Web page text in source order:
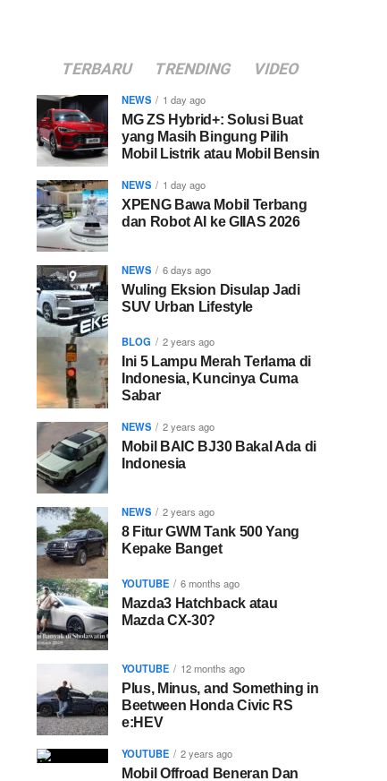
TERBARU TRENDING VIDEO
NEWS 1 day ago
MG ZS Hybrid+: Solusi Buat
yang Masih Bingung Pilih
Mobil Listrik atau Mobil Bensin
NEWS 1 day ago
XPENG Bawa Mobil Terbang
dan Robot AI ke GIIAS 2026
NEWS 6 days ago
Wuling Eksion Disulap Jadi
SUV Urban Lifestyle
BLOG 2 years ago
Ini 5 Lampu Merah Terlama di
Indonesia, Kuncinya Cuma
Sabar
NEWS 2 years ago
Mobil BAIC BJ30 Bakal Ada di
Indonesia
NEWS 2 years ago
8 Fitur GWM Tank 500 Yang
Kepake Banget
YOUTUBE 6 months ago
Mazda3 Hatchback atau
Mazda CX-30?
YOUTUBE 12 months ago
Plus, Minus, and Something in
Beetween Honda Civic RS
e:HEV
YOUTUBE 2 years ago
Mobil Offroad Beneran Dan